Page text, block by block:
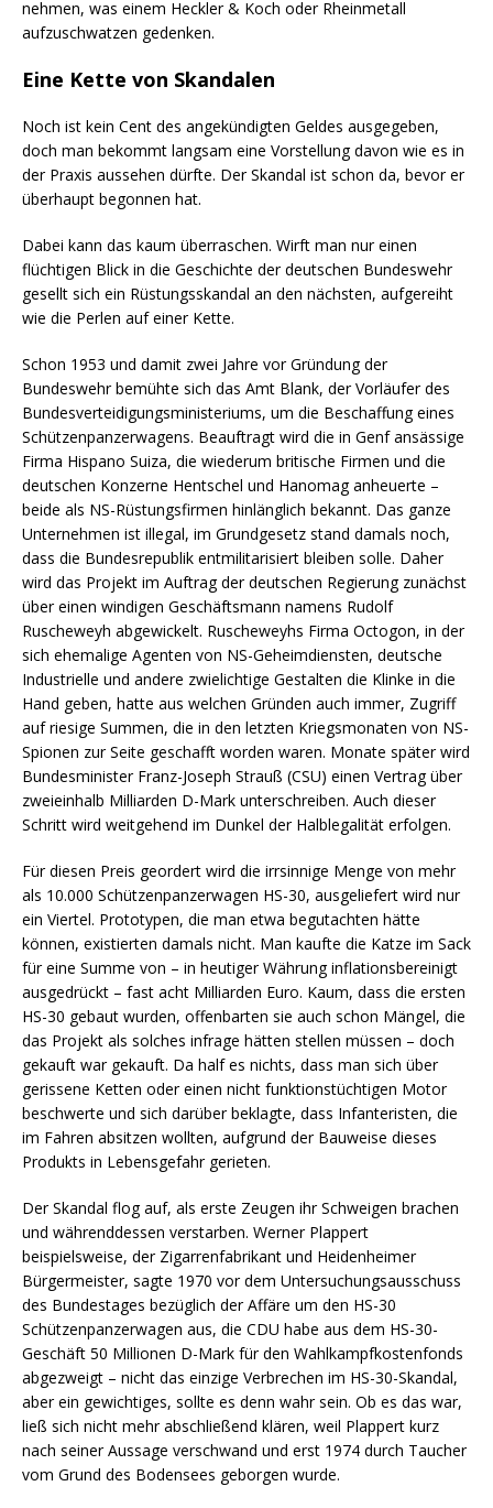
nehmen, was einem Heckler & Koch oder Rheinmetall
aufzuschwatzen gedenken.
Eine Kette von Skandalen
Noch ist kein Cent des angekündigten Geldes ausgegeben,
doch man bekommt langsam eine Vorstellung davon wie es in
der Praxis aussehen dürfte. Der Skandal ist schon da, bevor er
überhaupt begonnen hat.
Dabei kann das kaum überraschen. Wirft man nur einen
flüchtigen Blick in die Geschichte der deutschen Bundeswehr
gesellt sich ein Rüstungsskandal an den nächsten, aufgereiht
wie die Perlen auf einer Kette.
Schon 1953 und damit zwei Jahre vor Gründung der
Bundeswehr bemühte sich das Amt Blank, der Vorläufer des
Bundesverteidigungsministeriums, um die Beschaffung eines
Schützenpanzerwagens. Beauftragt wird die in Genf ansässige
Firma Hispano Suiza, die wiederum britische Firmen und die
deutschen Konzerne Hentschel und Hanomag anheuerte –
beide als NS-Rüstungsfirmen hinlänglich bekannt. Das ganze
Unternehmen ist illegal, im Grundgesetz stand damals noch,
dass die Bundesrepublik entmilitarisiert bleiben solle. Daher
wird das Projekt im Auftrag der deutschen Regierung zunächst
über einen windigen Geschäftsmann namens Rudolf
Ruscheweyh abgewickelt. Ruscheweyhs Firma Octogon, in der
sich ehemalige Agenten von NS-Geheimdiensten, deutsche
Industrielle und andere zwielichtige Gestalten die Klinke in die
Hand geben, hatte aus welchen Gründen auch immer, Zugriff
auf riesige Summen, die in den letzten Kriegsmonaten von NS-
Spionen zur Seite geschafft worden waren. Monate später wird
Bundesminister Franz-Joseph Strauß (CSU) einen Vertrag über
zweieinhalb Milliarden D-Mark unterschreiben. Auch dieser
Schritt wird weitgehend im Dunkel der Halblegalität erfolgen.
Für diesen Preis geordert wird die irrsinnige Menge von mehr
als 10.000 Schützenpanzerwagen HS-30, ausgeliefert wird nur
ein Viertel. Prototypen, die man etwa begutachten hätte
können, existierten damals nicht. Man kaufte die Katze im Sack
für eine Summe von – in heutiger Währung inflationsbereinigt
ausgedrückt – fast acht Milliarden Euro. Kaum, dass die ersten
HS-30 gebaut wurden, offenbarten sie auch schon Mängel, die
das Projekt als solches infrage hätten stellen müssen – doch
gekauft war gekauft. Da half es nichts, dass man sich über
gerissene Ketten oder einen nicht funktionstüchtigen Motor
beschwerte und sich darüber beklagte, dass Infanteristen, die
im Fahren absitzen wollten, aufgrund der Bauweise dieses
Produkts in Lebensgefahr gerieten.
Der Skandal flog auf, als erste Zeugen ihr Schweigen brachen
und währenddessen verstarben. Werner Plappert
beispielsweise, der Zigarrenfabrikant und Heidenheimer
Bürgermeister, sagte 1970 vor dem Untersuchungsausschuss
des Bundestages bezüglich der Affäre um den HS-30
Schützenpanzerwagen aus, die CDU habe aus dem HS-30-
Geschäft 50 Millionen D-Mark für den Wahlkampfkostenfonds
abgezweigt – nicht das einzige Verbrechen im HS-30-Skandal,
aber ein gewichtiges, sollte es denn wahr sein. Ob es das war,
ließ sich nicht mehr abschließend klären, weil Plappert kurz
nach seiner Aussage verschwand und erst 1974 durch Taucher
vom Grund des Bodensees geborgen wurde.